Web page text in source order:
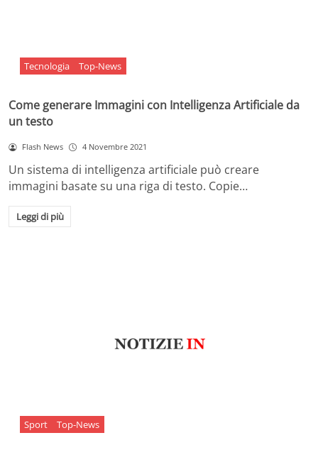
Tecnologia Top-News
Come generare Immagini con Intelligenza Artificiale da
un testo
Flash News 4 Novembre 2021
Un sistema di intelligenza artificiale può creare
immagini basate su una riga di testo. Copie…
Leggi di più
Sport Top-News